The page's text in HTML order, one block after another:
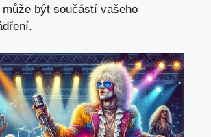
být součástí vašeho